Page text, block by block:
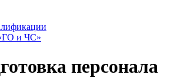
и ЧС»
персонала